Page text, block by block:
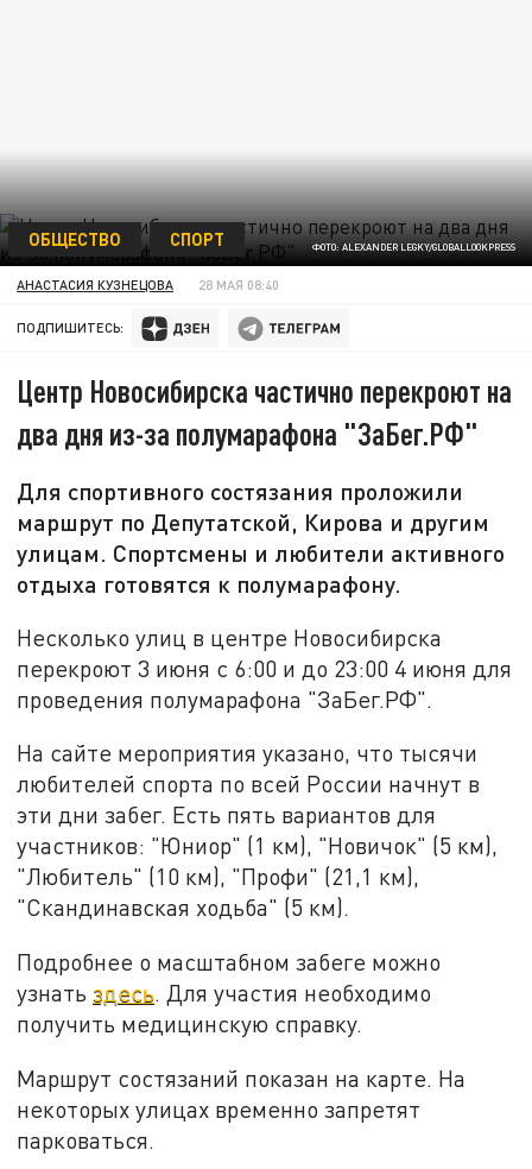
ФОТО: ALEXANDER LEGKY/GLOBALLOOKPRESS
ОБЩЕСТВО СПОРТ
АНАСТАСИЯ КУЗНЕЦОВА 28 МАЯ 08:40
ПОДПИШИТЕСЬ:
Центр Новосибирска частично перекроют на
два дня из-за полумарафона "ЗаБег.РФ"
Для спортивного состязания проложили
маршрут по Депутатской, Кирова и другим
улицам. Спортсмены и любители активного
отдыха готовятся к полумарафону.
Несколько улиц в центре Новосибирска
перекроют 3 июня с 6:00 и до 23:00 4 июня для
проведения полумарафона "ЗаБег.РФ".
На сайте мероприятия указано, что тысячи
любителей спорта по всей России начнут в
эти дни забег. Есть пять вариантов для
участников: "Юниор" (1 км), "Новичок" (5 км),
"Любитель" (10 км), "Профи" (21,1 км),
"Скандинавская ходьба" (5 км).
Подробнее о масштабном забеге можно
узнатьздесь. Для участия необходимо
получить медицинскую справку.
Маршрут состязаний показан на карте. На
некоторых улицах временно запретят
парковаться.